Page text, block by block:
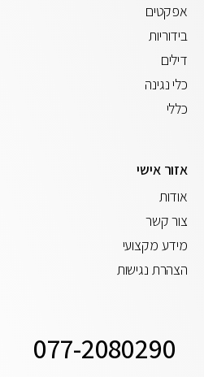
אפקטים
בידוריות
דילים
כלי נגינה
כללי
אזור אישי
אודות
צור קשר
מידע מקצועי
הצהרת נגישות
077-2080290